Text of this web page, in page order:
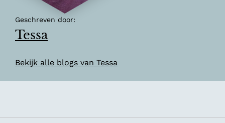
Geschreven door:
Tessa
Bekijk alle blogs van Tessa